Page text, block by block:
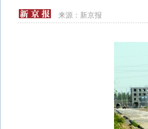
来源： 新京报